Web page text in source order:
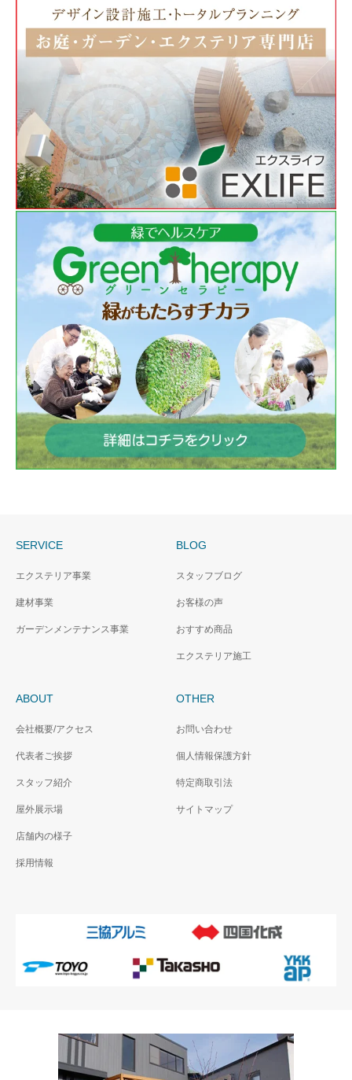
SERVICE
エクステリア事業
建材事業
ガーデンメンテナンス事業
BLOG
スタッフブログ
お客様の声
おすすめ商品
エクステリア施工
ABOUT
会社概要/アクセス
代表者ご挨拶
スタッフ紹介
屋外展示場
店舗内の様子
採用情報
OTHER
お問い合わせ
個人情報保護方針
特定商取引法
サイトマップ